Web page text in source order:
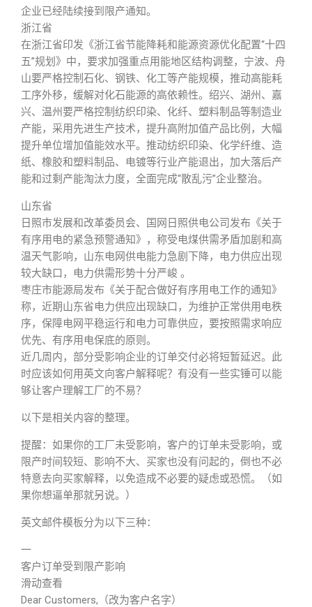
企业已经陆续接到限产通知。
浙江省
在浙江省印发《浙江省节能降耗和能源资源优化配置“十四
五”规划》中，要求加强重点用能地区结构调整，宁波、舟
山要严格控制石化、钢铁、化工等产能规模，推动高能耗
工序外移，缓解对化石能源的高依赖性。绍兴、湖州、嘉
兴、温州要严格控制纺织印染、化纤、塑料制品等制造业
产能，采用先进生产技术，提升高附加值产品比例，大幅
提升单位增加值能效水平。推动纺织印染、化学纤维、造
纸、橡胶和塑料制品、电镀等行业产能退出，加大落后产
能和过剩产能淘汰力度，全面完成“散乱污”企业整治。
山东省
日照市发展和改革委员会、国网日照供电公司发布《关于
有序用电的紧急预警通知》，称受电煤供需矛盾加剧和高
温天气影响，山东电网供电能力急剧下降，电力供应出现
较大缺口，电力供需形势十分严峻 。
枣庄市能源局发布《关于配合做好有序用电工作的通知》
称，近期山东省电力供应出现缺口，为维护正常供用电秩
序，保障电网平稳运行和电力可靠供应，要按照需求响应
优先、有序用电保底的原则。
近几周内，部分受影响企业的订单交付必将短暂延迟。此
时应该如何用英文向客户解释呢？有没有一些实锤可以能
够让客户理解工厂的不易？
以下是相关内容的整理。
提醒：如果你的工厂未受影响，客户的订单未受影响，或
限产时间较短、影响不大、买家也没有问起的，倒也不必
特意去向买家解释，以免造成不必要的疑虑或恐慌。（如
果你想逼单那就另说。）
英文邮件模板分为以下三种：
一
客户订单受到限产影响
滑动查看
Dear Customers,（改为客户名字）